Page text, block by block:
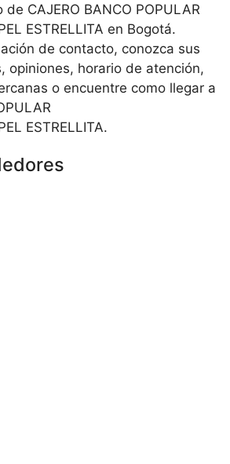
CAJERO BANCO POPULAR
ESTRELLITA en Bogotá.
de contacto, conozca sus
opiniones, horario de atención,
o encuentre como llegar a
ESTRELLITA.